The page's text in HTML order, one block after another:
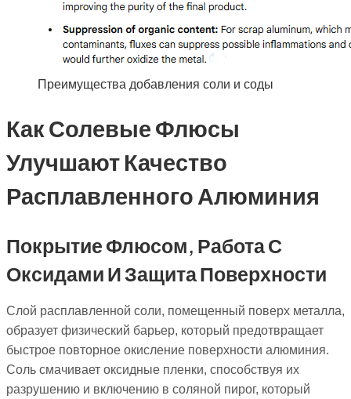
Преимущества добавления соли и соды
Как Солевые Флюсы
Улучшают Качество
Расплавленного Алюминия
Покрытие Флюсом, Работа С
Оксидами И Защита Поверхности
Слой расплавленной соли, помещенный поверх металла,
образует физический барьер, который предотвращает
быстрое повторное окисление поверхности алюминия.
Соль смачивает оксидные пленки, способствуя их
разрушению и включению в соляной пирог, который